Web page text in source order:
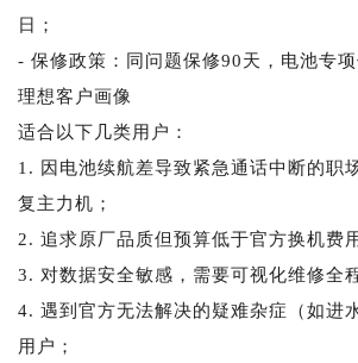
日；
- 保修政策：同问题保修90天，电池专项
理想客户画像
适合以下几类用户：
1. 因电池续航差导致紧急通话中断的职
复主力机；
2. 追求原厂品质但预算低于官方换机费
3. 对数据安全敏感，需要可视化维修全
4. 遇到官方无法解决的疑难杂症（如进
用户；